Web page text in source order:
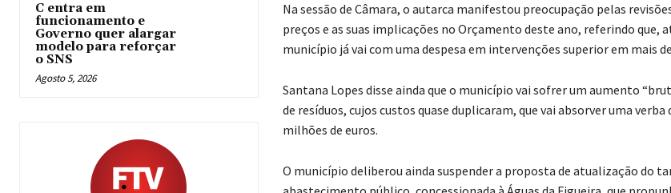
C entra em
funcionamento e
Governo quer alargar
modelo para reforçar
o SNS
Agosto 5, 2026
Na sessão de Câmara, o autarca manifestou preocupação pelas
preços e as suas implicações no Orçamento deste ano, referindo que,
município já vai com uma despesa em intervenções superior em mais
Santana Lopes disse ainda que o município vai sofrer um aumento
de resíduos, cujos custos quase duplicaram, que vai absorver uma verba
milhões de euros.
O município deliberou ainda suspender a proposta de atualização do